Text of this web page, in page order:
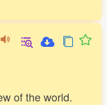
of the world.